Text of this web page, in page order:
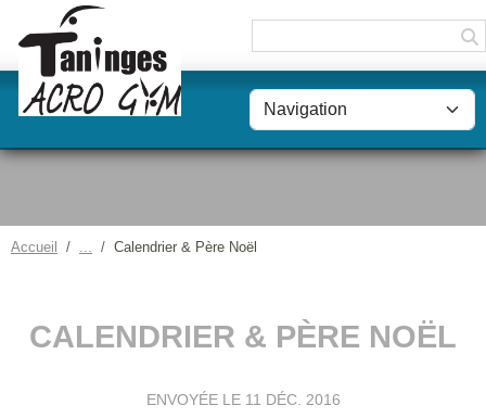
Accueil Calendrier & Père Noël
CALENDRIER & PÈRE NOËL
ENVOYÉE LE 11 DÉC. 2016
Panneau de gestion des cookies